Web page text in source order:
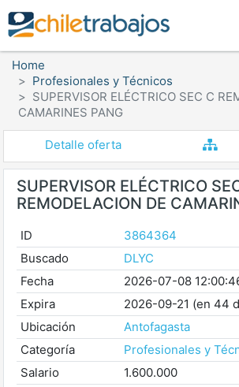
Home
Profesionales y Técnicos
SUPERVISOR ELÉCTRICO SEC C
CAMARINES PANG
Detalle oferta
SUPERVISOR ELÉCTRICO
REMODELACION DE
ID
3864364
Buscado
DLYC
Fecha
2026-07-08
Expira
2026-09-21 (en 44
Ubicación
Antofagasta
Categoría
Profesionales y
Salario
1.600.000